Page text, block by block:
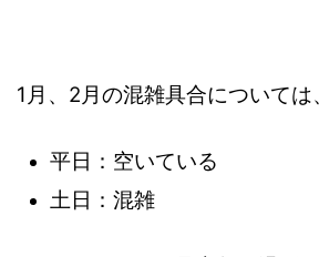
1月、2月の混雑具合については
平日：空いている
土日：混雑